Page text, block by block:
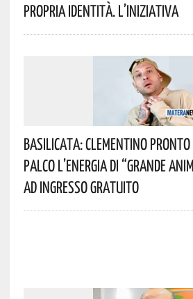
Propria Identità. L’iniziativa
Basilicata: Clementino
Palco L’energia Di “Grande
Ad Ingresso Gratuito